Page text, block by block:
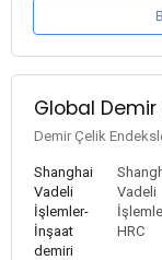
Global Demir
Demir Çelik
Shanghai
Vadeli
İşlemler-
İnşaat
demiri
Vadeli
HRC